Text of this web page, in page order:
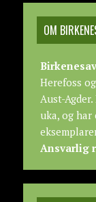
OM
Herefoss
Aust-
uka, og
Ansvarlig